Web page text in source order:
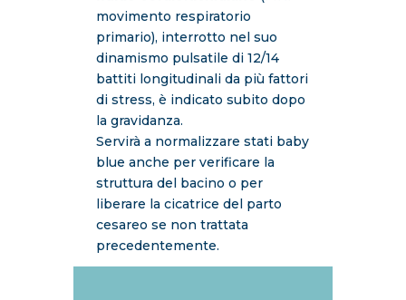
movimento respiratorio
primario), interrotto nel suo
dinamismo pulsatile di 12/14
battiti longitudinali da più fattori
di stress, è indicato subito dopo
la gravidanza.
Servirà a normalizzare stati baby
blue anche per verificare la
struttura del bacino o per
liberare la cicatrice del parto
cesareo se non trattata
precedentemente.